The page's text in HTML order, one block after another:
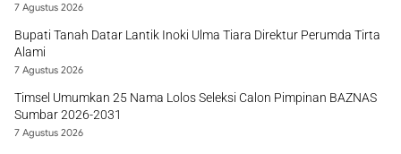
7 Agustus 2026
Bupati Tanah Datar Lantik Inoki Ulma Tiara Direktur Perumda Tirta
Alami
7 Agustus 2026
Timsel Umumkan 25 Nama Lolos Seleksi Calon Pimpinan BAZNAS
Sumbar 2026-2031
7 Agustus 2026